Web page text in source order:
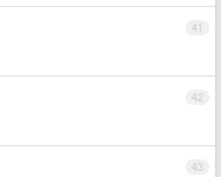
41
42
43